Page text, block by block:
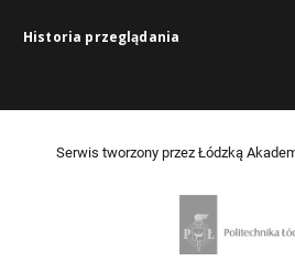
Historia przeglądania
Serwis tworzony przez Łódzką